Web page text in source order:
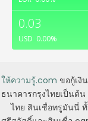
0.03
USD 0.00%
ให้ความรู้.com ขอกู้เงิ
ธนาคารกรุงไทยเป็นต้
ไทย สินเชื่อทรูมันนี่